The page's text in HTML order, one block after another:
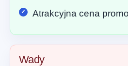
Atrakcyjna cena
Wady